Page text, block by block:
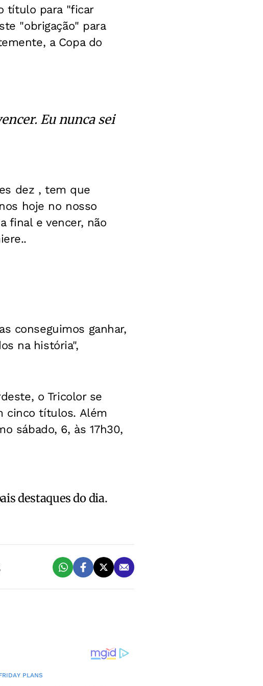
título para "ficar
"obrigação" para
a Copa do
Eu nunca sei
dez , tem que
hoje no nosso
final e vencer, não
.
conseguimos ganhar,
na história",
o Tricolor se
cinco títulos. Além
sábado, 6, às 17h30,
destaques do dia.